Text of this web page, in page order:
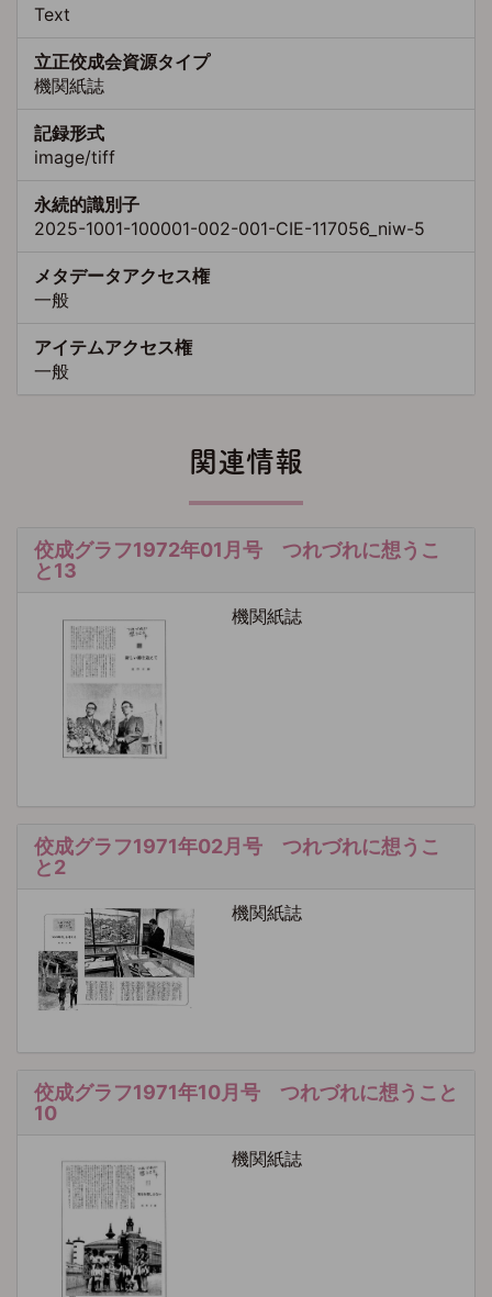
Text
立正佼成会資源タイプ
機関紙誌
記録形式
image/tiff
永続的識別子
2025-1001-100001-002-001-CIE-117056_niw-5
メタデータアクセス権
一般
アイテムアクセス権
一般
関連情報
佼成グラフ1972年01月号 つれづれに想うこ
と13
機関紙誌
佼成グラフ1971年02月号 つれづれに想うこ
と2
機関紙誌
佼成グラフ1971年10月号 つれづれに想うこと
10
機関紙誌